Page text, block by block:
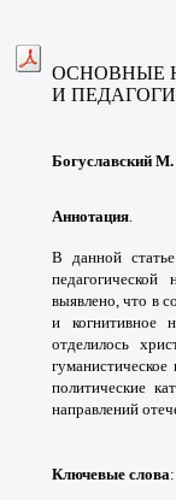
ОСНОВНЫЕ
И
Богуславский М.
Аннотация.
В данной
выявлено,что в
и когнитивное
отделилось
гуманистическое
политические
направлений
Ключевые слова: